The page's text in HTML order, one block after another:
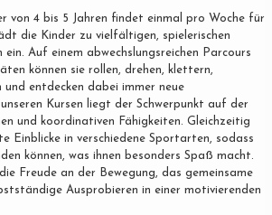
von 4 bis 5 Jahren findet einmal pro Woche für
die Kinder zu vielfältigen, spielerischen
ein. Auf einem abwechslungsreichen Parcours
können sie rollen, drehen, klettern,
und entdecken dabei immer neue
Kursen liegt der Schwerpunkt auf der
und koordinativen Fähigkeiten. Gleichzeitig
Einblicke in verschiedene Sportarten, sodass
können, was ihnen besonders Spaß macht.
Freude an der Bewegung, das gemeinsame
Ausprobieren in einer motivierenden